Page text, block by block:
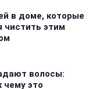
в доме, которые
чистить этим
волосы:
чему это